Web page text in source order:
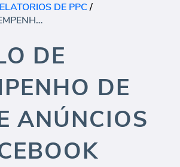
DE PPC/
MODELO DE DESEMPENHO DE PPC DE ANÚNCIOS DO FACEBOOK (RELATÓRIO)
DE
DE
ANÚNCIOS